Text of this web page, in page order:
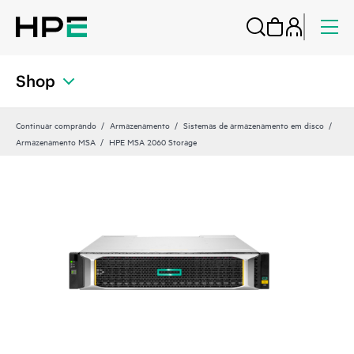
Shop
Continuar comprando Armazenamento
Sistemas de armazenamento em disco
Armazenamento MSA
HPE MSA 2060 Storage